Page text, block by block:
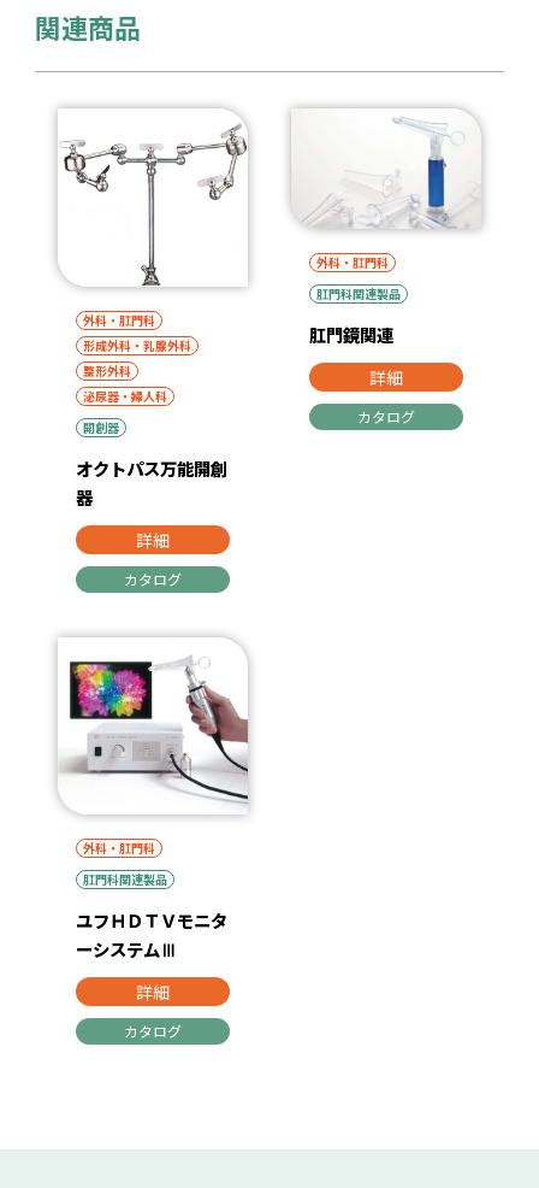
関連商品
外科・肛門科
形成外科・乳腺外科
整形外科
泌尿器・婦人科
開創器
オクトパス万能開創
器
詳細
カタログ
外科・肛門科
肛門科関連製品
肛門鏡関連
詳細
カタログ
外科・肛門科
肛門科関連製品
ユフＨＤＴＶモニタ
ーシステムⅢ
詳細
カタログ